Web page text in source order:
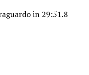
in 29:51.8